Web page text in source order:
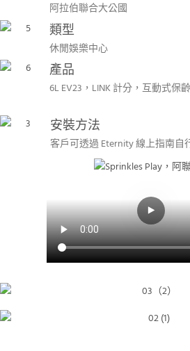
阿拉伯聯合大公國
類型
休閒娛樂中心
產品
6L EV23，LINK 計分，互動式保
安裝方法
客戶可透過 Eternity 線上指南自